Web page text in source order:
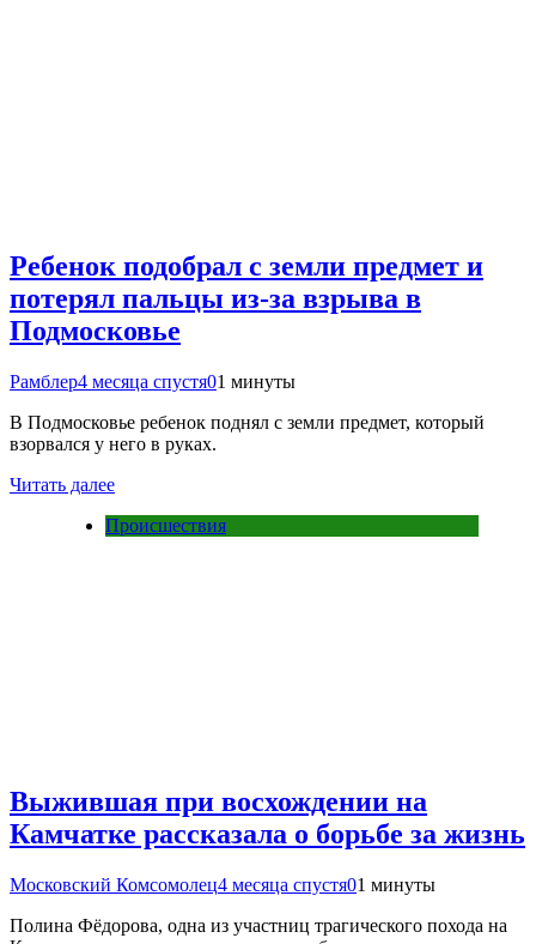
Ребенок подобрал с земли предмет и
потерял пальцы из-за взрыва в
Подмосковье
Рамблер4 месяца спустя01 минуты
В Подмосковье ребенок поднял с земли предмет, который
взорвался у него в руках.
Читать далее
Происшествия
Выжившая при восхождении на
Камчатке рассказала о борьбе за жизнь
Московский Комсомолец4 месяца спустя01 минуты
Полина Фёдорова, одна из участниц трагического похода на